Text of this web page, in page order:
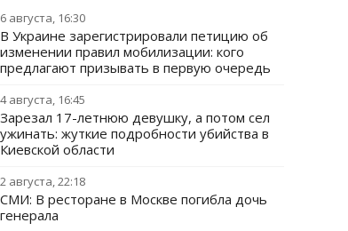
6 августа, 16:30
В Украине зарегистрировали петицию об
изменении правил мобилизации: кого
предлагают призывать в первую очередь
4 августа, 16:45
Зарезал 17-летнюю девушку, а потом сел
ужинать: жуткие подробности убийства в
Киевской области
2 августа, 22:18
СМИ: В ресторане в Москве погибла дочь
генерала